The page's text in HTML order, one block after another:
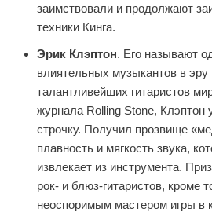
заимствовали и продолжают
техники Кинга.
Эрик Клэптон. Его называют
влиятельных музыкантов в эру
талантливейших гитаристов
журнала Rolling Stone, Клэптон
строчку. Получил прозвище
плавность и мягкость звука,
извлекает из инструмента.
рок- и блюз-гитаристов, кроме
неоспоримым мастером игры в